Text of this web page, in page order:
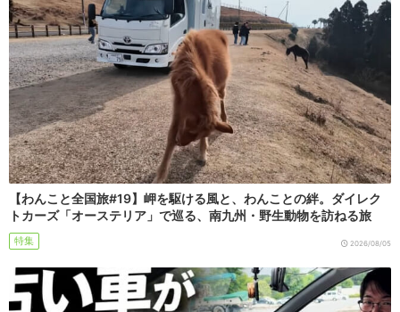
【わんこと全国旅#19】岬を駆ける風と、わんことの絆。ダイレク
トカーズ「オーステリア」で巡る、南九州・野生動物を訪ねる旅
特集 2026/08/05